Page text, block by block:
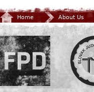
Home About Us